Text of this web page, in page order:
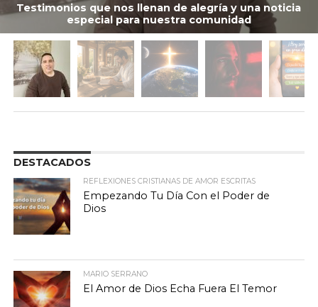
Testimonios que nos llenan de alegría y una noticia
especial para nuestra comunidad
DESTACADOS
REFLEXIONES CRISTIANAS DE AMOR ESCRITAS
Empezando Tu Día Con el Poder de
Dios
MARIO SERRANO
El Amor de Dios Echa Fuera El Temor